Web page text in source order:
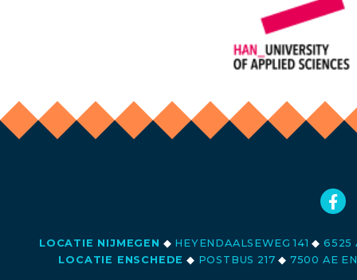
LOCATIE NIJMEGEN ◆ HEYENDAALSEWEG 141◆ 6525
LOCATIE ENSCHEDE ◆ POSTBUS 217◆ 7500 AE